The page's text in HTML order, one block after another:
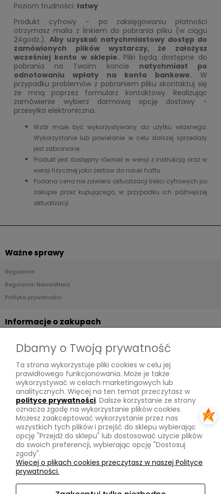
Poziom trudności: łatwy
Produkt cyfrowy - po zaksięgowaniu płatności
otrzymasz maila z linkiem do pobrania pliku (w ciągu
24godz.).Aby uzyskać natychmiastowy dostęp do
zamówionych plików wystarczy, że założysz
wcześniej konto w sklepie. Pliki będą dostępne do
pobrania na Twoim koncie natychmiast po
odnotowaniu wpłaty na konto bankowe.
W
przypadku problemów z pobraniem pliku skontaktuj się
ze mną poprzez formularz kontaktowy. Realizując
zamówienie wybierz darmową opcję dostawy -
przesyłka elektroniczna.
Wzór może być wykorzystywany do użytku własnego.
Wykorzystanie lub powielanie w celu dalszej sprzedaży
jest zabronione.
Produkt jest dostępny również w wersji z instrukcją oraz w
wersji fizycznej jako zestaw do nauki haftu.
Podana cena nie zawiera aktualizacji treści cyfrowych po
zakupie przez kupującego, w przypadku ich późniejszej
aktualizacji.
Ważne sprawy
Regulamin
Regulamin Newslettera
Polityka prywatności
Informacje o zakupach
Płatności
Zwroty
Tu mnie znajdziesz
Kontakt
O mnie
Instagram
Na skróty
Dbamy o Twoją prywatność
Ta strona wykorzystuje pliki cookies w celu jej
prawidłowego funkcjonowania. Może je także
wykorzystywać w celach marketingowych lub
analitycznych. Więcej na ten temat przeczytasz w
polityce prywatności. Dalsze korzystanie ze strony
oznacza zgodę na wykorzystanie plików cookies.
Możesz zaakceptować wykorzystanie przez nas
wszystkich tych plików i przejść do sklepu wybierając
opcję "Przejdź do sklepu" lub dostosować użycie plików
do swoich preferencji, wybierając opcję "Dostosuj
zgody".
Więcej o plikach cookies przeczytasz w naszej Polityce
prywatności.